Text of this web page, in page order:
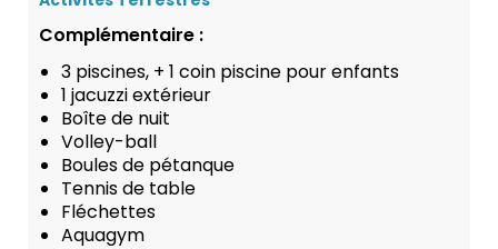
Complémentaire :
3 piscines, + 1 coin piscine pour enfants
1 jacuzzi extérieur
Boîte de nuit
Volley-ball
Boules de pétanque
Tennis de table
Fléchettes
Aquagym